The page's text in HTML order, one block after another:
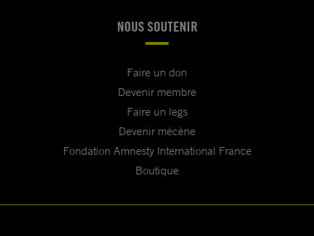
NOUS SOUTENIR
Faire un don
Devenir membre
Faire un legs
Devenir mécène
Fondation Amnesty International France
Boutique